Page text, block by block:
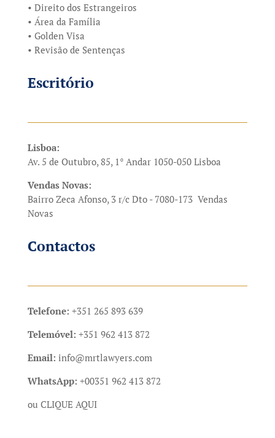
• Direito dos Estrangeiros
• Área da Família
• Golden Visa
• Revisão de Sentenças
Escritório
Lisboa:
Av. 5 de Outubro, 85, 1° Andar 1050-050 Lisboa
Vendas Novas:
Bairro Zeca Afonso, 3 r/c Dto - 7080-173 Vendas
Novas
Contactos
Telefone: +351 265 893 639
Telemóvel: +351 962 413 872
Email: info@mrtlawyers.com
WhatsApp: +00351 962 413 872
ou CLIQUE AQUI